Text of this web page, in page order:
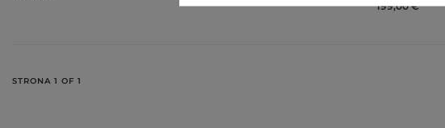
199,00 €
STRONA 1 OF 1